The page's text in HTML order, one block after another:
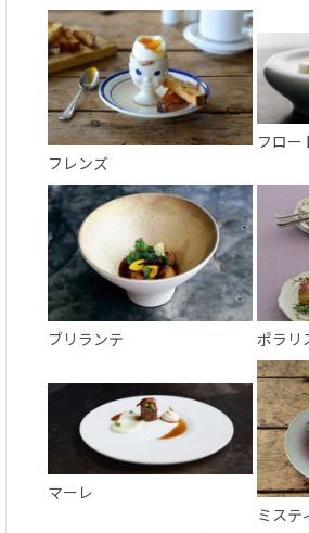
フレンズ
フロー
ブリランテ ポラリ
マーレ
ミステ